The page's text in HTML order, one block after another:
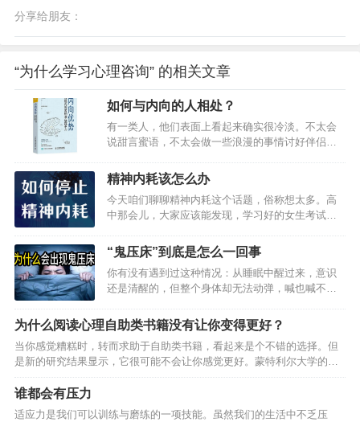
分享给朋友：
“为什么学习心理咨询” 的相关文章
如何与内向的人相处？
有一类人，他们表面上看起来确实很冷淡。不太会
说甜言蜜语，不太会做一些浪漫的事情讨好伴侣，
会听到这样的话：“你怎么像个木头一样。”/“跟你过
日子太没意思了。”其实，“木头人”虽然触感冷冷
的，硬硬的，但他的心里却是温暖的。他们之所以
看起来冷，只是因为不善于表达，也不喜欢表达。
实际上，他们有着敏感且丰富的内心，对于爱的理
解，也不会浮于表面。绝大多数内向的人就是如
基础的。就像他们会背地里帮助伴侣解决问题，但
不会在口头…
精神内耗该怎么办
今天咱们聊聊精神内耗这个话题，俗称想太多。高
中那会儿，大家应该能发现，学习好的女生考试前
考试前我还开导他，后来成绩出来，她趴在那儿情
绪低落，我又好心安慰，一次考试不代表什么，错
了才会有进步吗？她坐起来，我看到他考了134分，
嗯，当时就把自己89分的试卷藏了起来。从那以
后，每次考试前我也开始焦虑了。小伙伴多少都会
有点儿精神内耗，举几个例子，小时候幻想自己将
朋友或者男朋友没回消息，开始胡思乱想，工作了
稍有差错就过…
“鬼压床”到底是怎么一回事
你有没有遇到过这种情况：从睡眠中醒过来，意识
还是清醒的，但整个身体却无法动弹，喊也喊不出
称的鬼压床”。很多人对鬼压床”不了解，便从迷信的
角度把它归结为闹鬼”。那鬼压床”到底是什么鬼呢？
会不会真的被压死？事实上，鬼压床”的出现是有医
学依据的，这就告诉你真相。鬼压床”到底是什么
鬼？平时所说的鬼压床”，有的地方叫扫把星压床”，
瘫痪或是麻痹，只是为了形象地描述那种体验，而
为什么阅读心理自助类书籍没有让你变得更好？
当你感觉糟糕时，转而求助于自助类书籍，看起来是个不错的选择。但
是新的研究结果显示，它很可能不会让你感觉更好。蒙特利尔大学的心
理学家研究发现，相比于不读自助类书籍的人，那些阅读自助类书籍的
人对压力更加敏感，也会表现出更多抑郁症状。一项小型的初步研究
中，研究者测试了30名被试的人格和心理健康状况，比如压力反应（对
谁都会有压力
适应力是我们可以训练与磨练的一项技能。虽然我们的生活中不乏压